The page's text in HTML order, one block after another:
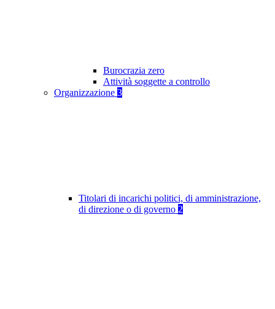
Burocrazia zero
Attività soggette a controllo
Organizzazione 3
Titolari di incarichi politici, di amministrazione,
di direzione o di governo 2